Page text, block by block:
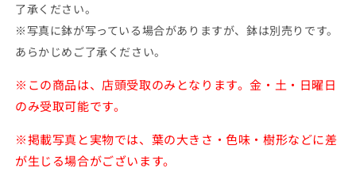
了承ください。
※写真に鉢が写っている場合がありますが、鉢は別売りです。
あらかじめご了承ください。
※この商品は、店頭受取のみとなります。金・土・日曜日
のみ受取可能です。
※掲載写真と実物では、葉の大きさ・色味・樹形などに差
が生じる場合がございます。